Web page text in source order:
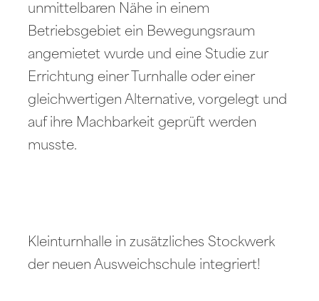
unmittelbaren Nähe in einem
Betriebsgebiet ein Bewegungsraum
angemietet wurde und eine Studie zur
Errichtung einer Turnhalle oder einer
gleichwertigen Alternative, vorgelegt und
auf ihre Machbarkeit geprüft werden
musste.
Kleinturnhalle in zusätzliches Stockwerk
der neuen Ausweichschule integriert!